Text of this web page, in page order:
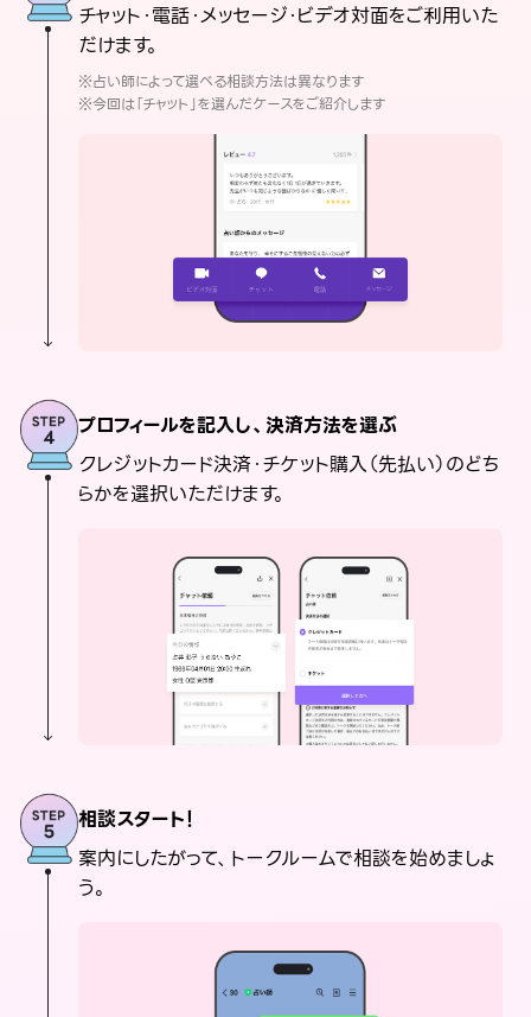
チャット・電話・メッセージ・ビデオ対面をご利用いた
だけます。
※占い師によって選べる相談方法は異なります
※今回は「チャット」を選んだケースをご紹介します
プロフィールを記入し、決済方法を選ぶ
クレジットカード決済・チケット購入（先払い）のどち
らかを選択いただけます。
相談スタート！
案内にしたがって、トークルームで相談を始めましょ
う。